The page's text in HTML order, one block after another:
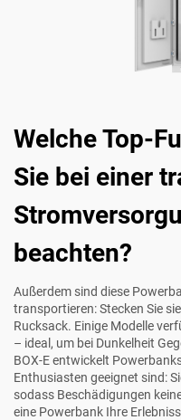
Welche Top-
Sie bei einer
beachten?
Außerdem sind diese
transportieren: Stecken Sie
Rucksack. Einige Modelle
– ideal, um bei Dunkelheit
BOX-E entwickelt
Enthusiasten geeignet sind:
sodass Beschädigungen
eine Powerbank Ihre